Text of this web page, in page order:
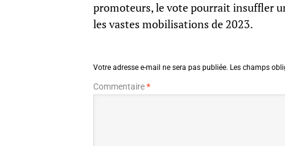
promoteurs, le vote pourrait insuffler
les vastes mobilisations de 2023.
Votre adresse e-mail ne sera pas publiée. Les champs
Commentaire*